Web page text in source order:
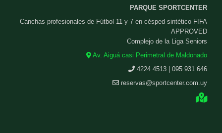
PARQUE SPORTCENTER
Canchas profesionales de Fútbol 11 y 7 en césped sintético FIFA
APPROVED
Complejo de la Liga Seniors
Av. Aiguá casi Perimetral de Maldonado
4224 4513 | 095 931 646
reservas@sportcenter.com.uy